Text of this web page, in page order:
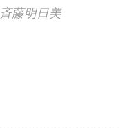
藤明日美